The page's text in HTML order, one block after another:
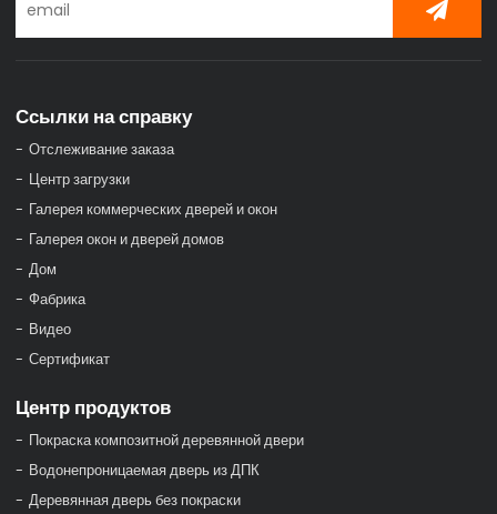
Ссылки на справку
Отслеживание заказа
Центр загрузки
Галерея коммерческих дверей и окон
Галерея окон и дверей домов
Дом
Фабрика
Видео
Сертификат
Центр продуктов
Покраска композитной деревянной двери
Водонепроницаемая дверь из ДПК
Деревянная дверь без покраски